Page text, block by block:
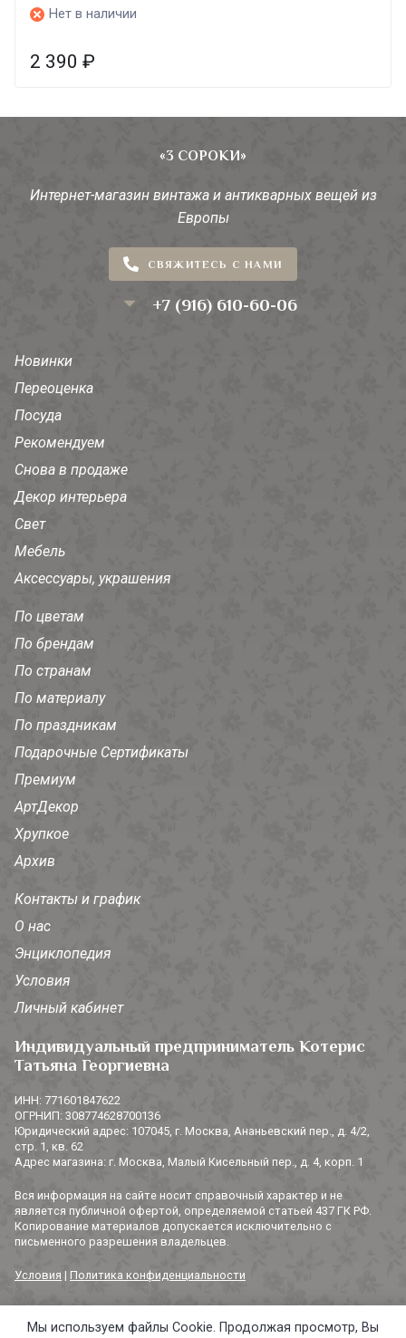
Нет в наличии
2 390 ₽
«3 СОРОКИ»
Интернет-магазин винтажа и антикварных вещей из
Европы
СВЯЖИТЕСЬ С НАМИ
+7 (916) 610-60-06
Новинки
Переоценка
Посуда
Рекомендуем
Снова в продаже
Декор интерьера
Свет
Мебель
Аксессуары, украшения
По цветам
По брендам
По странам
По материалу
По праздникам
Подарочные Сертификаты
Премиум
АртДекор
Хрупкое
Архив
Контакты и график
О нас
Энциклопедия
Условия
Личный кабинет
Индивидуальный предприниматель Котерис
Татьяна Георгиевна
ИНН: 771601847622
ОГРНИП: 308774628700136
Юридический адрес: 107045, г. Москва, Ананьевский пер., д. 4/2,
стр. 1, кв. 62
Адрес магазина: г. Москва, Малый Кисельный пер., д. 4, корп. 1
Вся информация на сайте носит справочный характер и не
является публичной офертой, определяемой статьей 437 ГК РФ.
Копирование материалов допускается исключительно с
письменного разрешения владельцев.
Условия | Политика конфиденциальности
© 2014-2026 «3 СОРОКИ». Все права защищены.
Мы используем файлы Cookie. Продолжая просмотр, Вы